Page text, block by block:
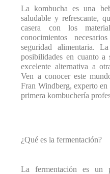
La kombucha es una
saludable y refrescante,
casera con los
conocimientos
seguridad alimentaria.
posibilidades en cuanto a
excelente alternativa a
Ven a conocer este
Fran Windberg, experto
primera kombuchería
¿Qué es la fermentación?
La fermentación es un